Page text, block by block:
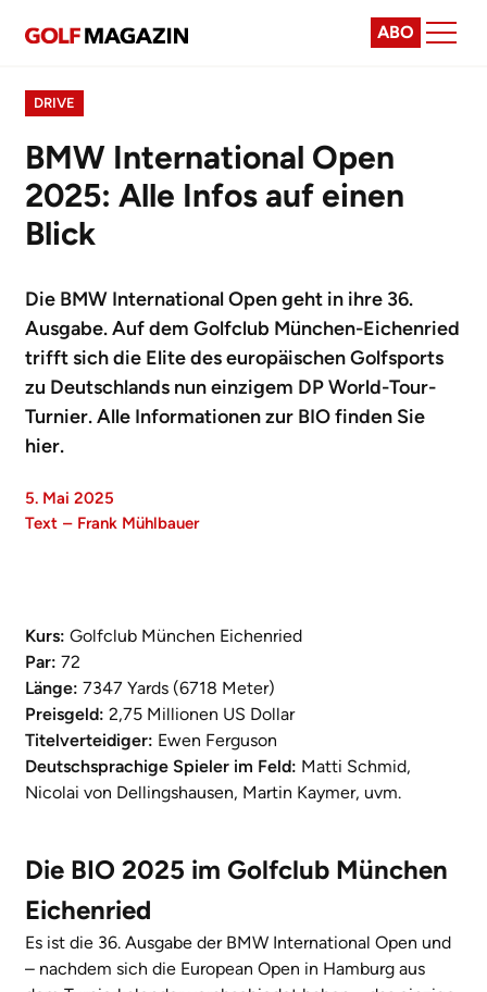
ABO
DRIVE
BMW International Open
2025: Alle Infos auf einen
Blick
Die BMW International Open geht in ihre 36.
Ausgabe. Auf dem Golfclub München-Eichenried
trifft sich die Elite des europäischen Golfsports
zu Deutschlands nun einzigem DP World-Tour-
Turnier. Alle Informationen zur BIO finden Sie
hier.
5. Mai 2025
Text – Frank Mühlbauer
Kurs: Golfclub München Eichenried
Par: 72
Länge: 7347 Yards (6718 Meter)
Preisgeld: 2,75 Millionen US Dollar
Titelverteidiger: Ewen Ferguson
Deutschsprachige Spieler im Feld: Matti Schmid,
Nicolai von Dellingshausen, Martin Kaymer, uvm.
Die BIO 2025 im Golfclub München
Eichenried
Es ist die 36. Ausgabe der BMW International Open und
– nachdem sich die European Open in Hamburg aus